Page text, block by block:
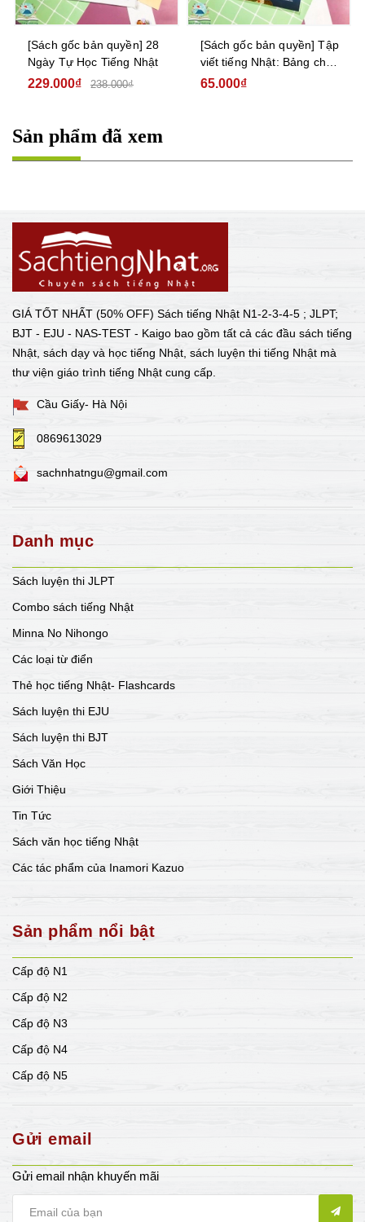
[Sách gốc bản quyền] 28
Ngày Tự Học Tiếng Nhật
229.000₫ 238.000₫
[Sách gốc bản quyền] Tập
viết tiếng Nhật: Bảng chữ
cái Katakana
65.000₫
Sản phẩm đã xem
GIÁ TỐT NHẤT (50% OFF) Sách tiếng Nhật N1-2-3-4-5 ; JLPT;
BJT - EJU - NAS-TEST - Kaigo bao gồm tất cả các đầu sách tiếng
Nhật, sách dạy và học tiếng Nhật, sách luyện thi tiếng Nhật mà
thư viện giáo trình tiếng Nhật cung cấp.
Cầu Giấy- Hà Nội
0869613029
sachnhatngu@gmail.com
Danh mục
Sách luyện thi JLPT
Combo sách tiếng Nhật
Minna No Nihongo
Các loại từ điển
Thẻ học tiếng Nhật- Flashcards
Sách luyện thi EJU
Sách luyện thi BJT
Sách Văn Học
Giới Thiệu
Tin Tức
Sách văn học tiếng Nhật
Các tác phẩm của Inamori Kazuo
Sản phẩm nổi bật
Cấp độ N1
Cấp độ N2
Cấp độ N3
Cấp độ N4
Cấp độ N5
Gửi email
Gửi email nhận khuyến mãi